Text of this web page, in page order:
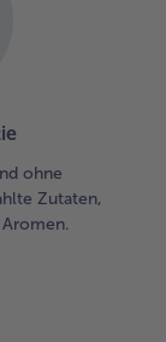
ohne
Zutaten,